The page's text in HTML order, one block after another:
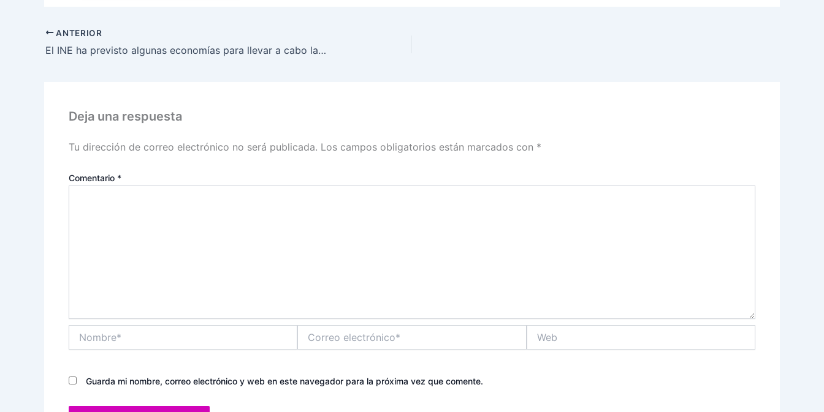
ANTERIOR
El INE ha previsto algunas economías para llevar a cabo la consulta ciudadana: Uuc-kib Espadas con Héctor Zamarrón
Deja una respuesta
Tu dirección de correo electrónico no será publicada. Los campos obligatorios están marcados con *
Comentario *
electrónico*
Guarda mi nombre, correo electrónico y web en este navegador para la próxima vez que comente.